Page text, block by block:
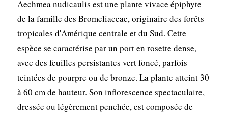
Aechmea nudicaulis est une plante vivace épiphyte
de la famille des Bromeliaceae, originaire des forêts
tropicales d'Amérique centrale et du Sud. Cette
espèce se caractérise par un port en rosette dense,
avec des feuilles persistantes vert foncé, parfois
teintées de pourpre ou de bronze. La plante atteint 30
à 60 cm de hauteur. Son inflorescence spectaculaire,
dressée ou légèrement penchée, est composée de